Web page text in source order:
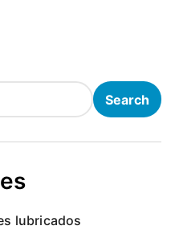
Search
lubricados